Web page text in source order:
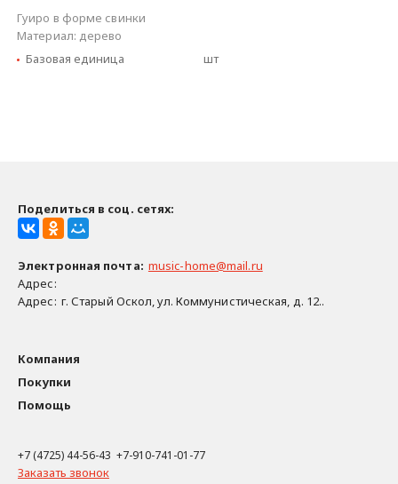
Гуиро в форме свинки
Материал: дерево
Базовая единица
шт
Поделиться в соц. сетях:
Электронная почта: music-home@mail.ru
Адрес:
Адрес: г. Старый Оскол, ул. Коммунистическая, д. 12..
Компания
Покупки
Помощь
+7 (4725) 44-56-43 +7-910-741-01-77
Заказать звонок